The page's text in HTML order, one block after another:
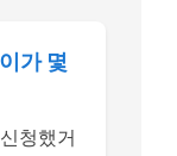
가 몇
청했거